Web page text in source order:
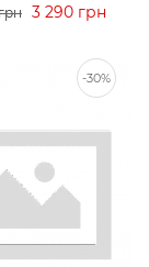
3 290 грн
-30%